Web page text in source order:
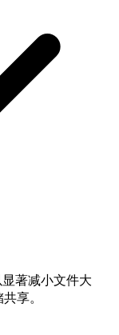
著减小文件大
享。